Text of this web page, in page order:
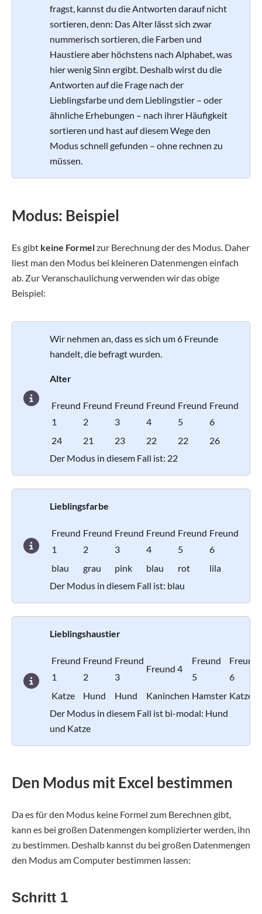
fragst, kannst du die Antworten darauf nicht
sortieren, denn: Das Alter lässt sich zwar
nummerisch sortieren, die Farben und
Haustiere aber höchstens nach Alphabet, was
hier wenig Sinn ergibt. Deshalb wirst du die
Antworten auf die Frage nach der
Lieblingsfarbe und dem Lieblingstier – oder
ähnliche Erhebungen – nach ihrer Häufigkeit
sortieren und hast auf diesem Wege den
Modus schnell gefunden – ohne rechnen zu
müssen.
Modus: Beispiel
Es gibt keine Formelzur Berechnung der des Modus. Daher
liest man den Modus bei kleineren Datenmengen einfach
ab. Zur Veranschaulichung verwenden wir das obige
Beispiel:
Wir nehmen an, dass es sich um 6 Freunde
handelt, die befragt wurden.
Alter
Freund
1
Freund
2
Freund
3
Freund
4
Freund
5
Freund
6
24
21 23 22 22
26
Der Modus in diesem Fall ist: 22
Lieblingsfarbe
Freund
1
Freund
2
Freund
3
Freund
4
Freund
5
Freund
6
blau
grau pink blau rot
lila
Der Modus in diesem Fall ist: blau
Lieblingshaustier
Freund
1
Freund
2
Freund
3
Freund 4
Freund
5
Freund
6
Katze
Hund Hund Kaninchen Hamster Katze
Der Modus in diesem Fall ist bi-modal: Hund
und Katze
Den Modus mit Excel bestimmen
Da es für den Modus keine Formel zum Berechnen gibt,
kann es bei großen Datenmengen komplizierter werden, ihn
zu bestimmen. Deshalb kannst du bei großen Datenmengen
den Modus am Computer bestimmen lassen:
Schritt 1